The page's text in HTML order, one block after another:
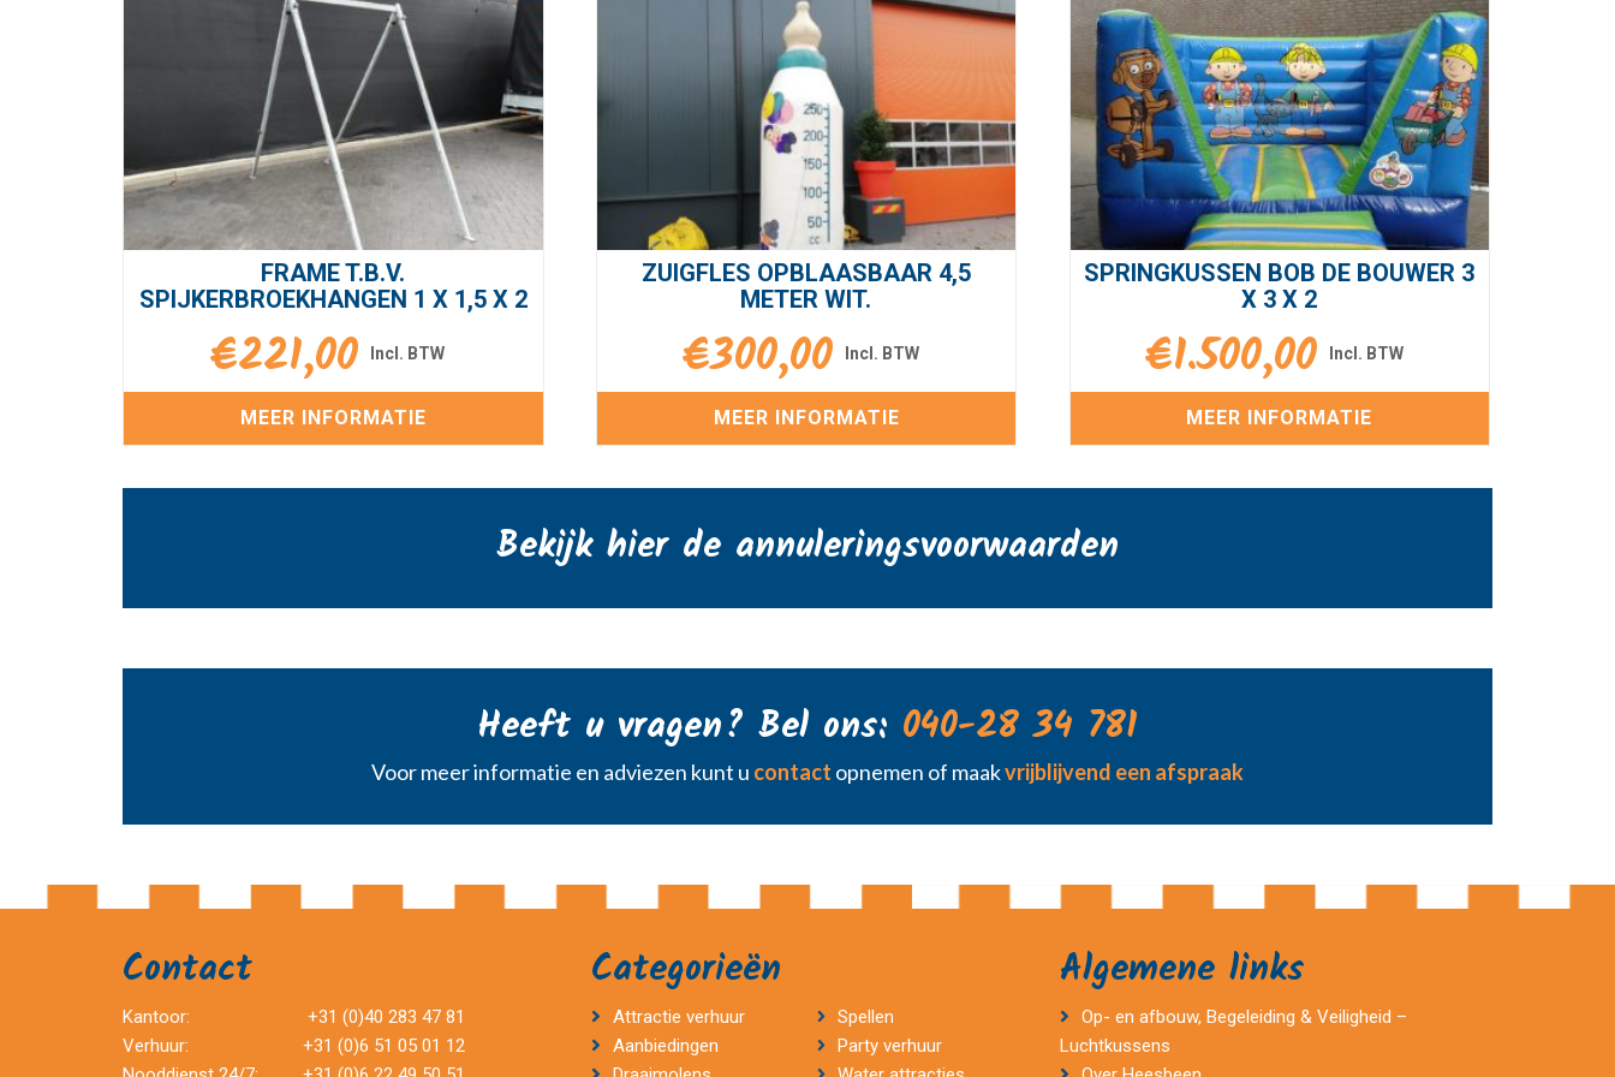
FRAME T.B.V.
SPIJKERBROEKHANGEN 1 X 1,5 X 2
€221,00
MEER INFORMATIE
ZUIGFLES OPBLAASBAAR 4,5
METER WIT.
€300,00
MEER INFORMATIE
SPRINGKUSSEN BOB DE BOUWER 3
X 3 X 2
€1.500,00
MEER INFORMATIE
Bekijk hier de annuleringsvoorwaarden
Heeft u vragen? Bel ons: 040-28 34 781
Voor meer informatie en adviezen kunt u contact opnemen of maakvrijblijvend een afspraak
Contact
Kantoor:
+31 (0)40 283 47 81
Verhuur:
+31 (0)6 51 05 01 12
Categorieën
Attractie verhuur
Aanbiedingen
Spellen
Party verhuur
Algemene links
Op- en afbouw, Begeleiding & Veiligheid –
Luchtkussens